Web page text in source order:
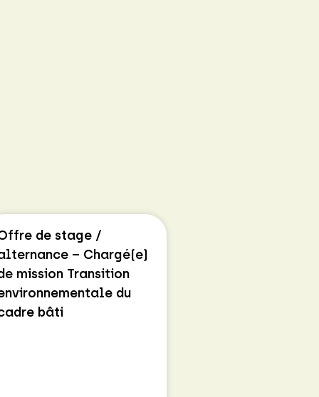
de stage /
– Chargé(e)
mission Transition
du
bâti